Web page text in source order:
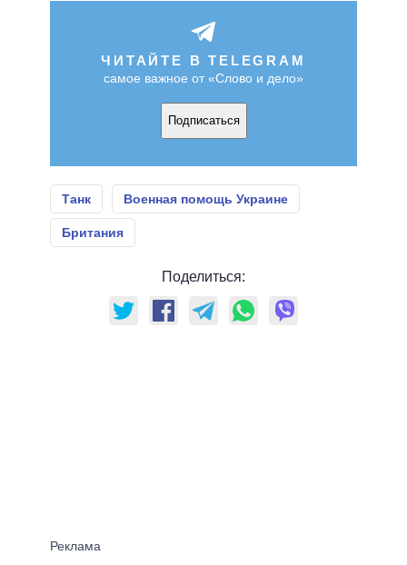
ЧИТАЙТЕ В TELEGRAM
самое важное от «Слово и дело»
Подписаться
Танк Военная помощь Украине
Британия
Поделиться: